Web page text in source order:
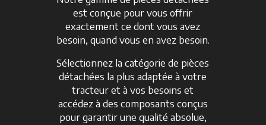
est conçue pour vous offrir
exactement ce dont vous avez
besoin, quand vous en avez besoin.
Sélectionnez la catégorie de pièces
détachées la plus adaptée à votre
tracteur et à vos besoins et
accédez à des composants conçus
pour garantir une qualité absolue,